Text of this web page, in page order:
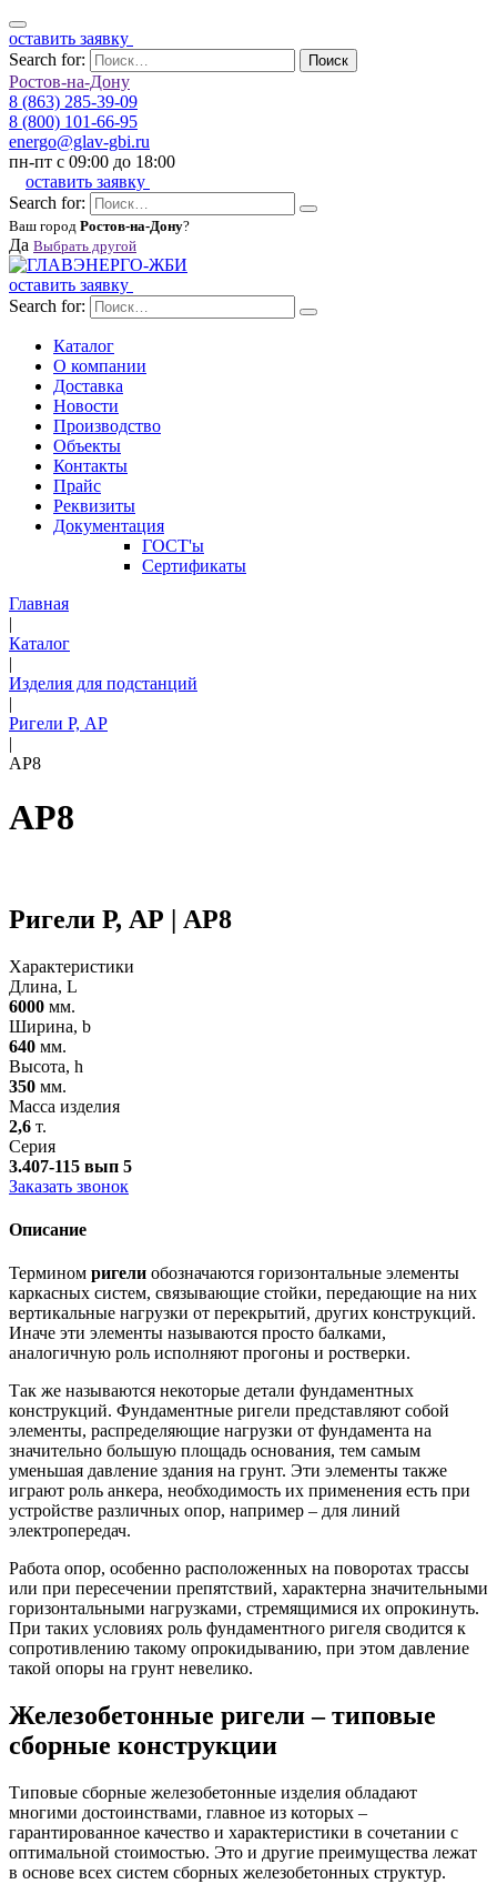
оставить заявку
Search for:
Поиск
Ростов-на-Дону
8 (863) 285-39-09
8 (800) 101-66-95
energo@glav-gbi.ru
пн-пт с 09:00 до 18:00
оставить заявку
Search for:
Ваш город Ростов-на-Дону?
Да Выбрать другой
оставить заявку
Search for:
Каталог
О компании
Доставка
Новости
Производство
Объекты
Контакты
Прайс
Реквизиты
Документация
ГОСТ'ы
Сертификаты
Главная
|
Каталог
|
Изделия для подстанций
|
Ригели Р, АР
|
АР8
АР8
Ригели Р, АР | АР8
Характеристики
Длина, L
6000 мм.
Ширина, b
640 мм.
Высота, h
350 мм.
Масса изделия
2,6 т.
Серия
3.407-115 вып 5
Заказать звонок
Описание
Термином ригели обозначаются горизонтальные элементы
каркасных систем, связывающие стойки, передающие на них
вертикальные нагрузки от перекрытий, других конструкций.
Иначе эти элементы называются просто балками,
аналогичную роль исполняют прогоны и ростверки.
Так же называются некоторые детали фундаментных
конструкций. Фундаментные ригели представляют собой
элементы, распределяющие нагрузки от фундамента на
значительно большую площадь основания, тем самым
уменьшая давление здания на грунт. Эти элементы также
играют роль анкера, необходимость их применения есть при
устройстве различных опор, например – для линий
электропередач.
Работа опор, особенно расположенных на поворотах трассы
или при пересечении препятствий, характерна значительными
горизонтальными нагрузками, стремящимися их опрокинуть.
При таких условиях роль фундаментного ригеля сводится к
сопротивлению такому опрокидыванию, при этом давление
такой опоры на грунт невелико.
Железобетонные ригели – типовые
сборные конструкции
Типовые сборные железобетонные изделия обладают
многими достоинствами, главное из которых –
гарантированное качество и характеристики в сочетании с
оптимальной стоимостью. Это и другие преимущества лежат
в основе всех систем сборных железобетонных структур.